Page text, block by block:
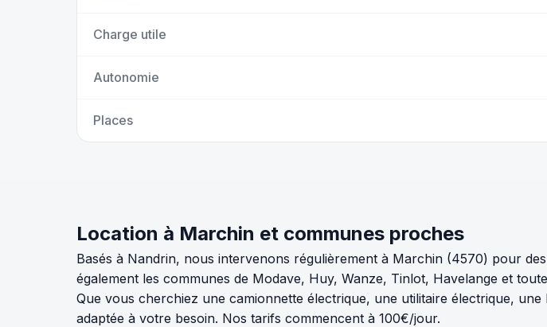
Charge utile
Autonomie
Places
Location à Marchin et communes proches
Basés à Nandrin, nous intervenons régulièrement à Marchin (4570) pour
également les communes de Modave, Huy, Wanze, Tinlot, Havelange et
Que vous cherchiez une camionnette électrique, une utilitaire électrique,
adaptée à votre besoin. Nos tarifs commencent à 100€/jour.